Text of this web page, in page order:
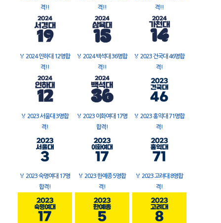
격!!
격!!
격!!
🏅 2024 인하대 12명합
격!!
🏅 2024 백석대 36명합
격!!
🏅 2023 건국대 46명합
격!
🏅 2023 서울대 3명합
격!
🏅 2023 이화여대 17명
합격!
🏅 2023 홍익대 71명합
격!
🏅 2023 숙명여대 17명
합격!
🏅 2023 한예종 5명합
격!
🏅 2023 고려대 8명합
격!